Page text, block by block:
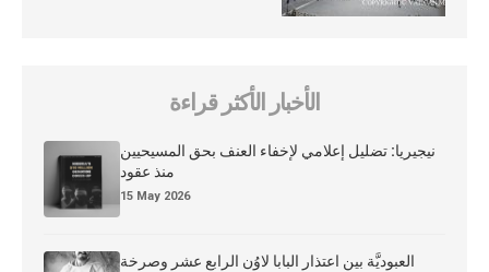
الأخبار الأكثر قراءة
نيجيريا: تضليل إعلامي لإخفاء العنف بحق المسيحيين
منذ عقود
15 May 2026
العبوديَّة بين اعتذار البابا لاوُن الرابع عشر وصرخة